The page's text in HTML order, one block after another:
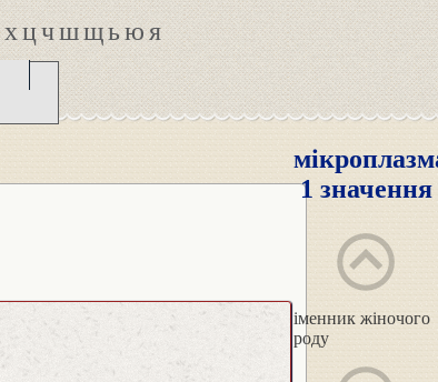
хцчшщьюя
1 значення
іменник жіночого
роду